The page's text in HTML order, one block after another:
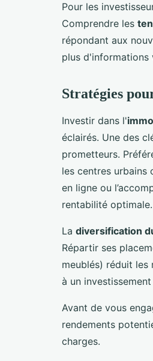
Pour les
Comprendre les
répondant aux
plus d'informations
Stratégies
Investir dans l'
éclairés. Une des
prometteurs.
les centres urbains
en ligne ou
rentabilité optimale.
La diversification
Répartir ses
meublés) réduit les
à un
Avant de vous
rendements
charges.